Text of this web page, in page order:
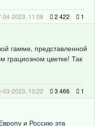
04-2023, 11:08 2 422 1
гамме, представленной
грациозном цветке! Так
03-2023, 10:22 3 466 1
и Россию эта